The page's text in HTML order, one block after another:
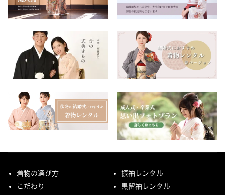
着物の選び方
こだわり
振袖レンタル
黒留袖レンタル